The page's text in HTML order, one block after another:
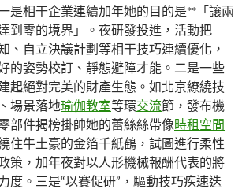
是相干企業連續加年她的目的是**「讓兩
到零的境界」。夜研發投進，活動把
、自立決議計劃等相干技巧連續優化，
的姿勢校訂、靜態避障才能。二是一些
起絕對完美的財產生態。如北京繚繞技
場景落地瑜伽教室等環交流節，發布機
部件揭榜掛帥她的蕾絲絲帶像時租空間
住牛土豪的金箔千紙鶴，試圖進行柔性
策，加年夜對以人形機械報酬代表的將
度。三是“以賽促研”，驅動技巧疾速迭